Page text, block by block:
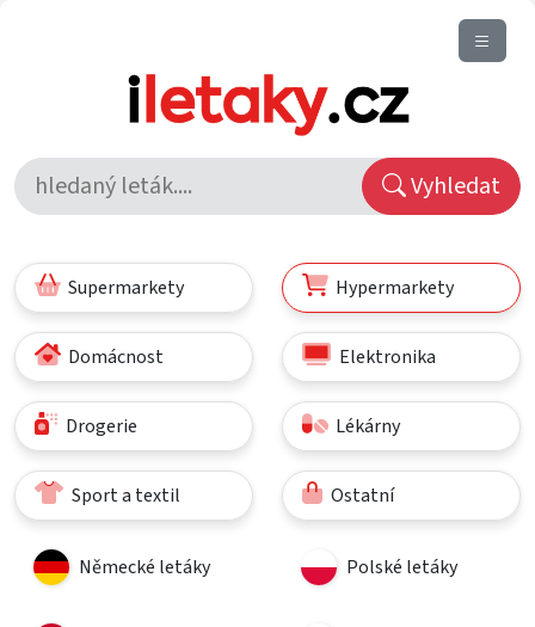
Vyhledat
Supermarkety Hypermarkety
Domácnost Elektronika
Drogerie Lékárny
Sport a textil Ostatní
Německé letáky Polské letáky